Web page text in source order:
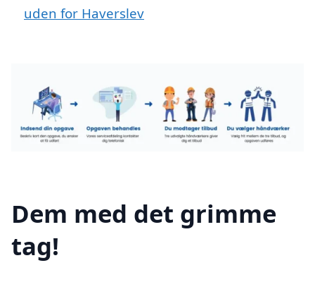
uden for Haverslev
Dem med det grimme
tag!